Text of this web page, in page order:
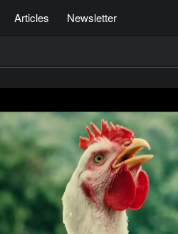
Articles Newsletter